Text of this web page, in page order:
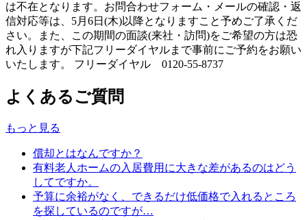
は不在となります。お問合わせフォーム・メールの確認・返
信対応等は、5月6日(木)以降となりますこと予めご了承くだ
さい。また、この期間の面談(来社・訪問)をご希望の方は恐
れ入りますが下記フリーダイヤルまで事前にご予約をお願い
いたします。 フリーダイヤル 0120-55-8737
よくあるご質問
もっと見る
償却とはなんですか？
有料老人ホームの入居費用に大きな差があるのはどう
してですか。
予算に余裕がなく、できるだけ低価格で入れるところ
を探しているのですが…